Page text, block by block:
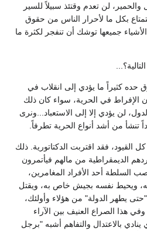
لن تعدم وقتئذ سبيلاً للسير
بكل ما لأحرار الناس من حقوق
جميعها توشك أن تنفجر لكثرة ما
كثيراً ما يؤدي إلى انقلاب في
أن الإفراط في الحرية، سواء كان ذلك
لن يؤدي إلا إلى الاستعباد...ونرى
تنشأ من أشد أنواع الحرية تطرفاً.
القيود، فقد اقتربت الدكتاتورية. ذلك
الديمقراطية من مالهم فيأتمرون
"وقد يغتصب السلطة أحد الأفراد المغامرين،
ويحيط نفسه بجيش خاص به، ويقتل
"حتى يطهر الدولة" من هؤلاء وأولئك،
حكومة دكتاتورية.(123). وفي هذا الصراع العنيف بين الآراء
بالاعتدال والتفاهم أشبه "برجل